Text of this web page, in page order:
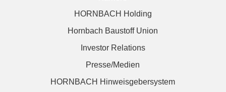
HORNBACH Holding
Hornbach Baustoff Union
Investor Relations
Presse/Medien
HORNBACH Hinweisgebersystem